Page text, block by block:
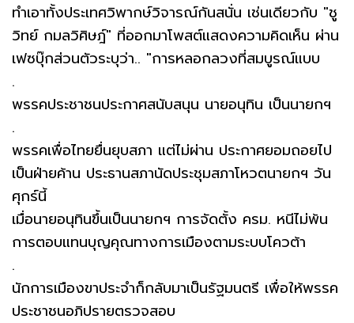
ทำเอาทั้งประเทศวิพากษ์วิจารณ์กันสนั่น เช่นเดียวกับ "ชู
วิทย์ กมลวิศิษฎ์" ที่ออกมาโพสต์แสดงความคิดเห็น ผ่าน
เฟซบุ๊กส่วนตัวระบุว่า.. "การหลอกลวงที่สมบูรณ์แบบ
.
พรรคประชาชนประกาศสนับสนุน นายอนุทิน เป็นนายกฯ
.
พรรคเพื่อไทยยื่นยุบสภา แต่ไม่ผ่าน ประกาศยอมถอยไป
เป็นฝ่ายค้าน ประธานสภานัดประชุมสภาโหวตนายกฯ วัน
ศุกร์นี้
เมื่อนายอนุทินขึ้นเป็นนายกฯ การจัดตั้ง ครม. หนีไม่พ้น
การตอบแทนบุญคุณทางการเมืองตามระบบโควต้า
.
นักการเมืองขาประจำก็กลับมาเป็นรัฐมนตรี เพื่อให้พรรค
ประชาชนอภิปรายตรวจสอบ